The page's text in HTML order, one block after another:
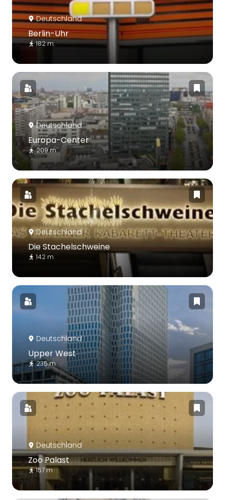
Deutschland
Berlin-Uhr
182 m
Deutschland
Europa-Center
209 m
Deutschland
Die Stachelschweine
142 m
Deutschland
Upper West
235 m
Deutschland
Zoo Palast
157 m